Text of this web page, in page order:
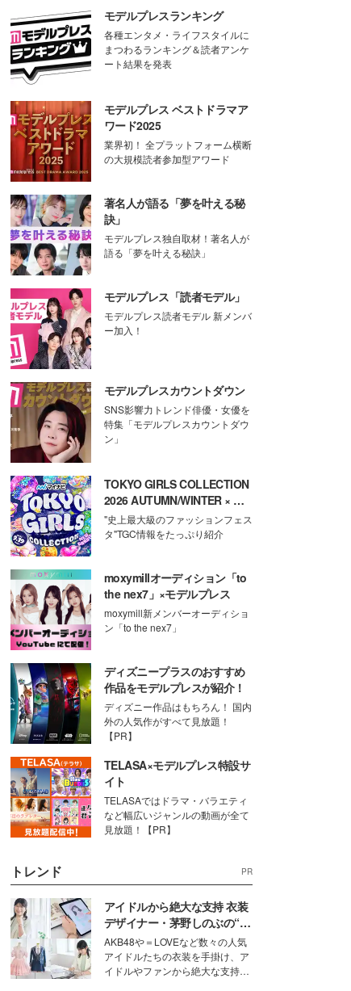
モデルプレスランキング
各種エンタメ・ライフスタイルに
まつわるランキング＆読者アンケ
ート結果を発表
モデルプレス ベストドラマア
ワード2025
業界初！ 全プラットフォーム横断
の大規模読者参加型アワード
著名人が語る「夢を叶える秘
訣」
モデルプレス独自取材！著名人が
語る「夢を叶える秘訣」
モデルプレス「読者モデル」
モデルプレス読者モデル 新メンバ
ー加入！
モデルプレスカウントダウン
SNS影響力トレンド俳優・女優を
特集「モデルプレスカウントダウ
ン」
TOKYO GIRLS COLLECTION
2026 AUTUMN/WINTER × モ
デルプレス
"史上最大級のファッションフェス
タ"TGC情報をたっぷり紹介
moxymillオーディション「to
the nex7」×モデルプレス
moxymill新メンバーオーディショ
ン「to the nex7」
ディズニープラスのおすすめ
作品をモデルプレスが紹介！
ディズニー作品はもちろん！ 国内
外の人気作がすべて見放題！
【PR】
TELASA×モデルプレス特設サ
イト
TELASAではドラマ・バラエティ
など幅広いジャンルの動画が全て
見放題！【PR】
トレンド PR
アイドルから絶大な支持 衣装
デザイナー・茅野しのぶの“可
愛い”を作る美学＜「シチズン
クロスシー」インタビュー＞
AKB48や＝LOVEなど数々の人気
アイドルたちの衣装を手掛け、ア
イドルやファンから絶大な支持を